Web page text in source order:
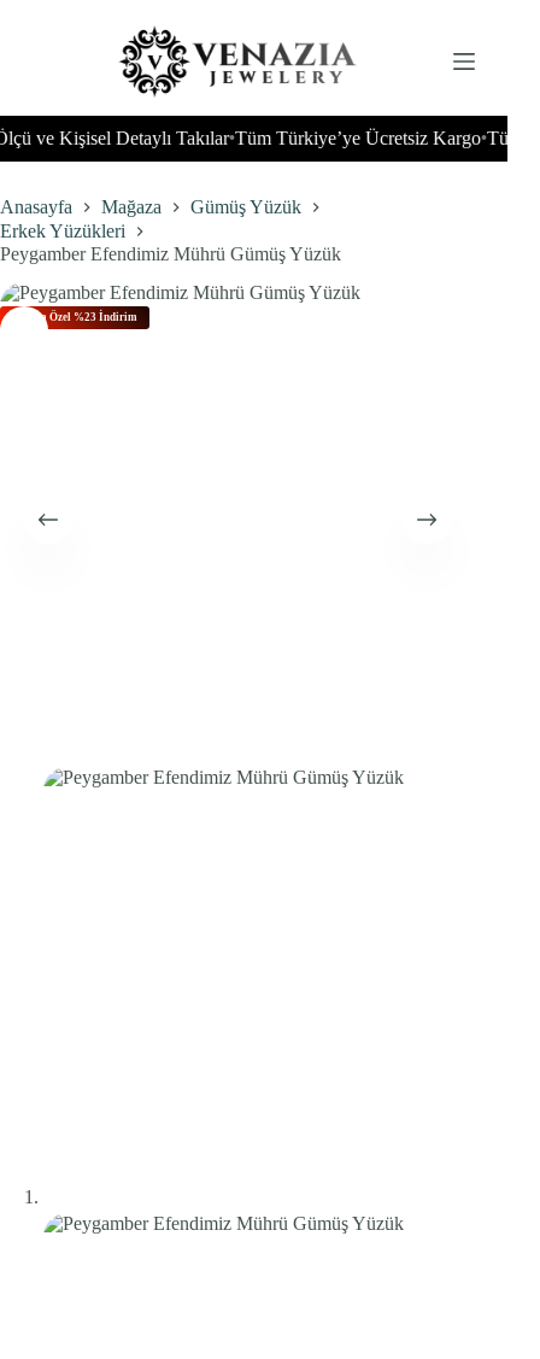
Kişisel Detaylı Takılar•Tüm Türkiye’ye Ücretsiz Kargo•Tüm
Anasayfa Mağaza
Gümüş Yüzük
Erkek Yüzükleri
Peygamber Efendimiz Mührü Gümüş Yüzük
Bu Aya Özel %23 İndirim